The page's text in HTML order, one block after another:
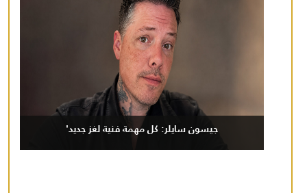
جيسون سايلر: كل مهمة فنية لغز جديد'